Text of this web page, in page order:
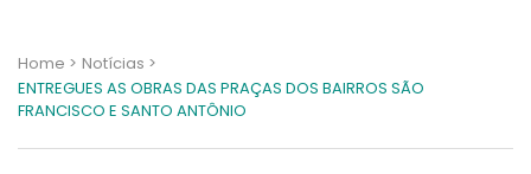
Home > Notícias >
ENTREGUES AS OBRAS DAS PRAÇAS DOS BAIRROS SÃO
FRANCISCO E SANTO ANTÔNIO